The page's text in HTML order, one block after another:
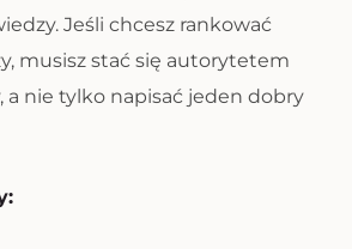
Jeśli chcesz rankować
musisz stać się autorytetem
a nie tylko napisać jeden dobry